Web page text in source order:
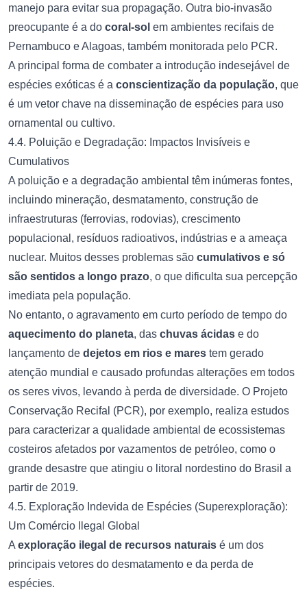
manejo para evitar sua propagação. Outra bio-invasão
preocupante é a do coral-sol em ambientes recifais de
Pernambuco e Alagoas, também monitorada pelo PCR.
A principal forma de combater a introdução indesejável de
espécies exóticas é a conscientização da população, que
é um vetor chave na disseminação de espécies para uso
ornamental ou cultivo.
4.4. Poluição e Degradação: Impactos Invisíveis e
Cumulativos
A poluição e a degradação ambiental têm inúmeras fontes,
incluindo mineração, desmatamento, construção de
infraestruturas (ferrovias, rodovias), crescimento
populacional, resíduos radioativos, indústrias e a ameaça
nuclear. Muitos desses problemas são cumulativos e só
são sentidos a longo prazo, o que dificulta sua percepção
imediata pela população.
No entanto, o agravamento em curto período de tempo do
aquecimento do planeta, das chuvas ácidas e do
lançamento de dejetos em rios e mares tem gerado
atenção mundial e causado profundas alterações em todos
os seres vivos, levando à perda de diversidade. O Projeto
Conservação Recifal (PCR), por exemplo, realiza estudos
para caracterizar a qualidade ambiental de ecossistemas
costeiros afetados por vazamentos de petróleo, como o
grande desastre que atingiu o litoral nordestino do Brasil a
partir de 2019.
4.5. Exploração Indevida de Espécies (Superexploração):
Um Comércio Ilegal Global
A exploração ilegal de recursos naturais é um dos
principais vetores do desmatamento e da perda de
espécies.